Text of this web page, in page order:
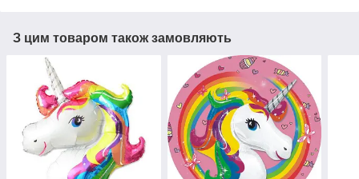
З цим товаром також замовляють